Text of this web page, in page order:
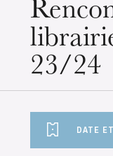
23/24
DATE